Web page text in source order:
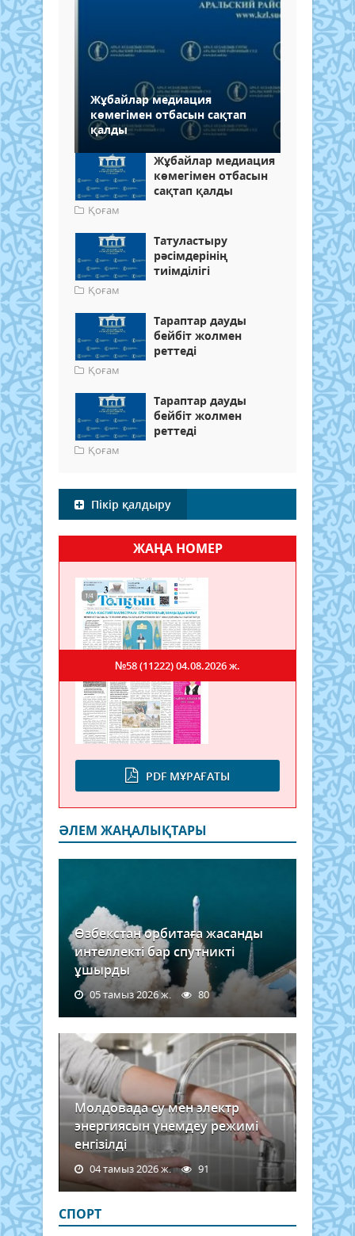
Жұбайлар медиация
көмегімен отбасын сақтап
қалды
Жұбайлар медиация
көмегімен отбасын
сақтап қалды
Қоғам
Татуластыру
рәсімдерінің
тиімділігі
Қоғам
Тараптар дауды
бейбіт жолмен
реттеді
Қоғам
Тараптар дауды
бейбіт жолмен
реттеді
Қоғам
Пікір қалдыру
ЖАҢА НОМЕР
PDF МҰРАҒАТЫ
№58 (11222)04.08.2026 ж.
ӘЛЕМ ЖАҢАЛЫҚТАРЫ
Өзбекстан орбитаға жасанды
интеллекті бар спутникті
ұшырды
05 тамыз 2026 ж. 80
Молдовада су мен электр
энергиясын үнемдеу режимі
енгізілді
04 тамыз 2026 ж. 91
СПОРТ